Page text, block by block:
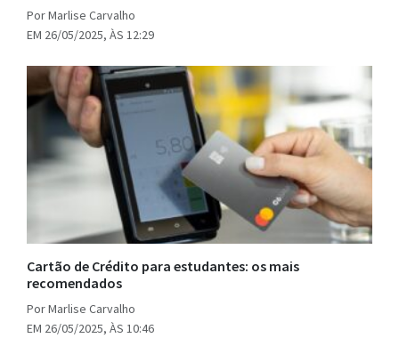
Por Marlise Carvalho
EM 26/05/2025, ÀS 12:29
Cartão de Crédito para estudantes: os mais
recomendados
Por Marlise Carvalho
EM 26/05/2025, ÀS 10:46